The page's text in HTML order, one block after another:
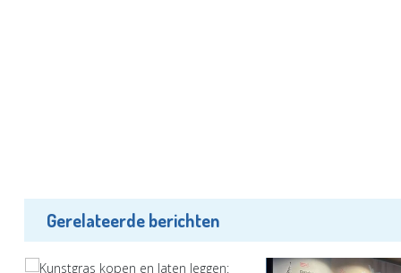
Gerelateerde berichten